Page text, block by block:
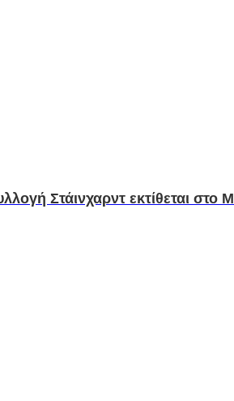
Στάινχαρντ εκτίθεται στο